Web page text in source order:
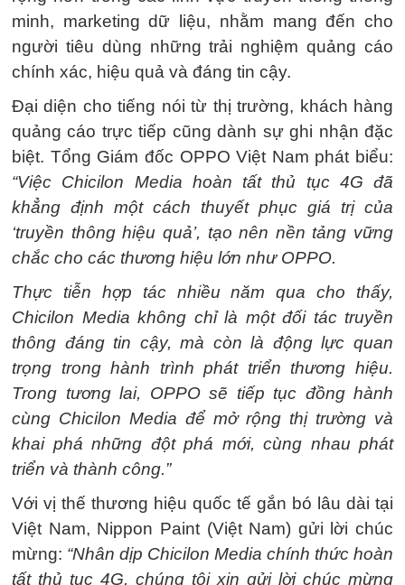
minh, marketing dữ liệu, nhằm mang đến cho
người tiêu dùng những trải nghiệm quảng cáo
chính xác, hiệu quả và đáng tin cậy.
Đại diện cho tiếng nói từ thị trường, khách hàng
quảng cáo trực tiếp cũng dành sự ghi nhận đặc
biệt. Tổng Giám đốc OPPO Việt Nam phát biểu:
“Việc Chicilon Media hoàn tất thủ tục 4G đã
khẳng định một cách thuyết phục giá trị của
‘truyền thông hiệu quả’, tạo nên nền tảng vững
chắc cho các thương hiệu lớn như OPPO.
Thực tiễn hợp tác nhiều năm qua cho thấy,
Chicilon Media không chỉ là một đối tác truyền
thông đáng tin cậy, mà còn là động lực quan
trọng trong hành trình phát triển thương hiệu.
Trong tương lai, OPPO sẽ tiếp tục đồng hành
cùng Chicilon Media để mở rộng thị trường và
khai phá những đột phá mới, cùng nhau phát
triển và thành công.”
Với vị thế thương hiệu quốc tế gắn bó lâu dài tại
Việt Nam, Nippon Paint (Việt Nam) gửi lời chúc
mừng: “Nhân dịp Chicilon Media chính thức hoàn
tất thủ tục 4G, chúng tôi xin gửi lời chúc mừng